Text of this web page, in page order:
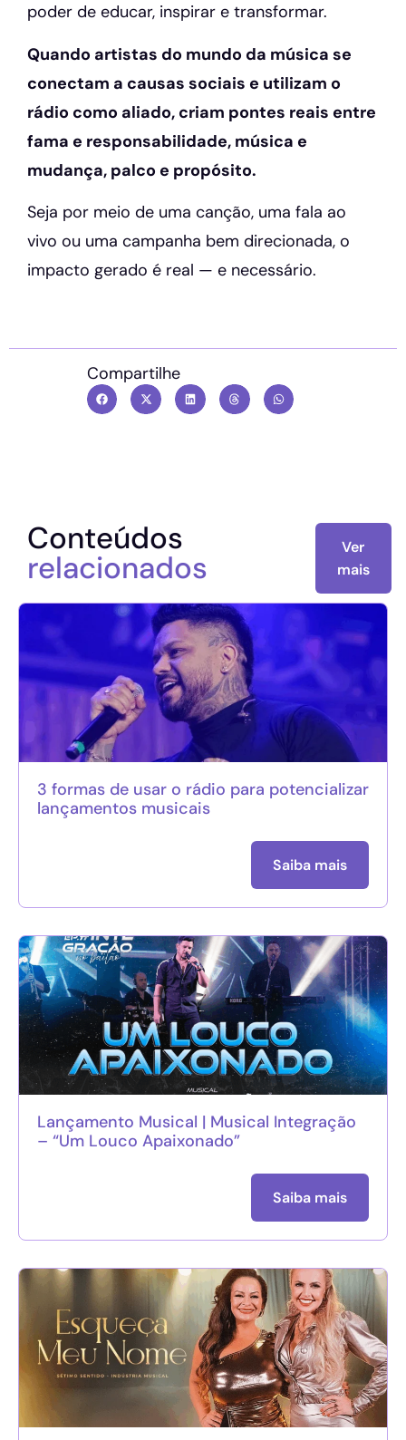
poder de educar, inspirar e transformar.
Quando artistas do mundo da música se
conectam a causas sociais e utilizam o
rádio como aliado, criam pontes reais entre
fama e responsabilidade, música e
mudança, palco e propósito.
Seja por meio de uma canção, uma fala ao
vivo ou uma campanha bem direcionada, o
impacto gerado é real — e necessário.
Compartilhe
Conteúdos
relacionados
Ver
mais
3 formas de usar o rádio para potencializar
lançamentos musicais
Saiba mais
Lançamento Musical | Musical Integração
– “Um Louco Apaixonado”
Saiba mais